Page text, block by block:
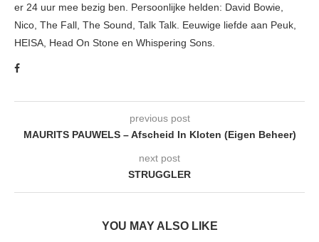
er 24 uur mee bezig ben. Persoonlijke helden: David Bowie,
Nico, The Fall, The Sound, Talk Talk. Eeuwige liefde aan Peuk,
HEISA, Head On Stone en Whispering Sons.
previous post
MAURITS PAUWELS – Afscheid In Kloten (Eigen Beheer)
next post
STRUGGLER
YOU MAY ALSO LIKE